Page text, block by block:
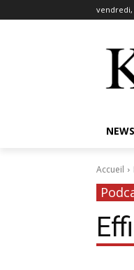
vendredi,
NEWS
Accueil